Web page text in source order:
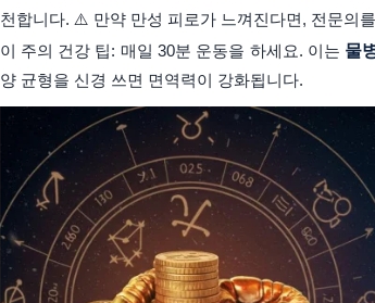
천합니다. ⚠️ 만약 만성 피로가 느껴진다면, 전문의
이 주의 건강 팁: 매일 30분 운동을 하세요. 이는 물
양 균형을 신경 쓰면 면역력이 강화됩니다.